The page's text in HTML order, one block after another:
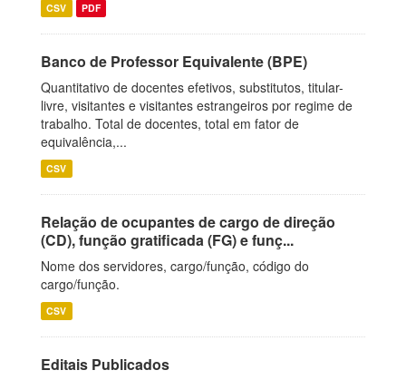
CSV PDF
Banco de Professor Equivalente (BPE)
Quantitativo de docentes efetivos, substitutos, titular-
livre, visitantes e visitantes estrangeiros por regime de
trabalho. Total de docentes, total em fator de
equivalência,...
CSV
Relação de ocupantes de cargo de direção
(CD), função gratificada (FG) e funç...
Nome dos servidores, cargo/função, código do
cargo/função.
CSV
Editais Publicados